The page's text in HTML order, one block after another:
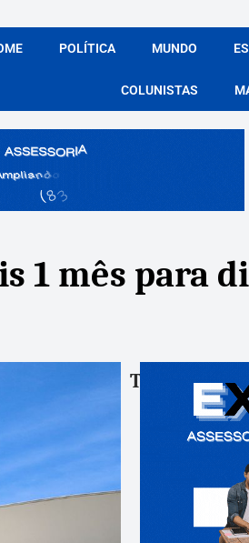
POLÍTICA MUNDO
COLUNISTAS
1 mês para
Tags:Compartile: